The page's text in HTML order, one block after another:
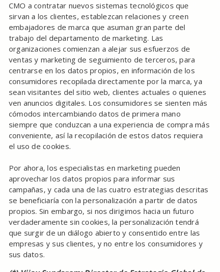
CMO a contratar nuevos sistemas tecnológicos que
sirvan a los clientes, establezcan relaciones y creen
embajadores de marca que asuman gran parte del
trabajo del departamento de marketing. Las
organizaciones comienzan a alejar sus esfuerzos de
ventas y marketing de seguimiento de terceros, para
centrarse en los datos propios, en información de los
consumidores recopilada directamente por la marca, ya
sean visitantes del sitio web, clientes actuales o quienes
ven anuncios digitales. Los consumidores se sienten más
cómodos intercambiando datos de primera mano
siempre que conduzcan a una experiencia de compra más
conveniente, así la recopilación de estos datos requiera
el uso de cookies.
Por ahora, los especialistas en marketing pueden
aprovechar los datos propios para informar sus
campañas, y cada una de las cuatro estrategias descritas
se beneficiaría con la personalización a partir de datos
propios. Sin embargo, si nos dirigimos hacia un futuro
verdaderamente sin cookies, la personalización tendrá
que surgir de un diálogo abierto y consentido entre las
empresas y sus clientes, y no entre los consumidores y
sus datos.